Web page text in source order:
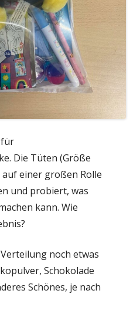
für
Die Tüten (Größe
auf einer großen Rolle
und probiert, was
kann. Wie
noch etwas
Schokolade
Schönes, je nach